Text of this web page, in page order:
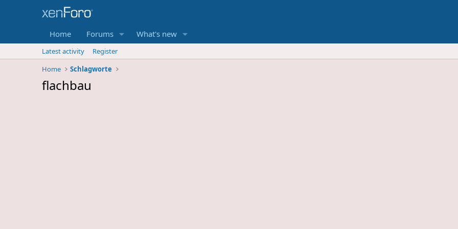
Home Forums What's new
Latest activity
Register
Home
Schlagworte
flachbau